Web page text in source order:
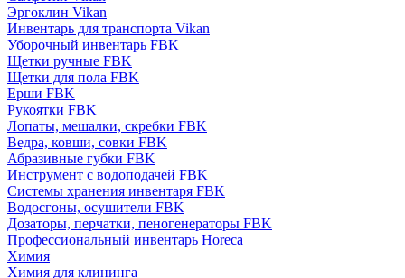
Эргоклин Vikan
Инвентарь для транспорта Vikan
Уборочный инвентарь FBK
Щетки ручные FBK
Щетки для пола FBK
Ерши FBK
Рукоятки FBK
Лопаты, мешалки, скребки FBK
Ведра, ковши, совки FBK
Абразивные губки FBK
Инструмент с водоподачей FBK
Системы хранения инвентаря FBK
Водосгоны, осушители FBK
Дозаторы, перчатки, пеногенераторы FBK
Профессиональный инвентарь Horeca
Химия
Химия для клининга